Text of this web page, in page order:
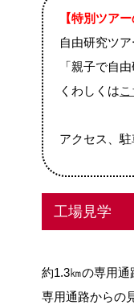
【特別ツア
自由研究ツ
「親子で自
くわしくは
アクセス、
工場見学
約1.3㎞の専用通
専用通路からの